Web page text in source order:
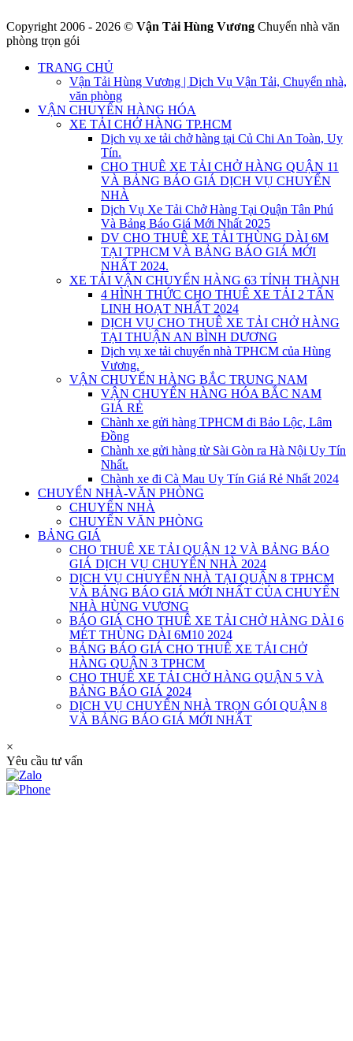
Copyright 2006 - 2026 © Vận Tải Hùng Vương Chuyển nhà văn
phòng trọn gói
TRANG CHỦ
Vận Tải Hùng Vương | Dịch Vụ Vận Tải, Chuyển nhà,
văn phòng
VẬN CHUYỂN HÀNG HÓA
XE TẢI CHỞ HÀNG TP.HCM
Dịch vụ xe tải chở hàng tại Củ Chi An Toàn, Uy
Tín.
CHO THUÊ XE TẢI CHỞ HÀNG QUẬN 11
VÀ BẢNG BÁO GIÁ DỊCH VỤ CHUYỂN
NHÀ
Dịch Vụ Xe Tải Chở Hàng Tại Quận Tân Phú
Và Bảng Báo Giá Mới Nhất 2025
DV CHO THUÊ XE TẢI THÙNG DÀI 6M
TẠI TPHCM VÀ BẢNG BÁO GIÁ MỚI
NHẤT 2024.
XE TẢI VẬN CHUYỂN HÀNG 63 TỈNH THÀNH
4 HÌNH THỨC CHO THUÊ XE TẢI 2 TẤN
LINH HOẠT NHẤT 2024
DỊCH VỤ CHO THUÊ XE TẢI CHỞ HÀNG
TẠI THUẬN AN BÌNH DƯƠNG
Dịch vụ xe tải chuyển nhà TPHCM của Hùng
Vương.
VẬN CHUYỂN HÀNG BẮC TRUNG NAM
VẬN CHUYỂN HÀNG HÓA BẮC NAM
GIÁ RẺ
Chành xe gửi hàng TPHCM đi Bảo Lộc, Lâm
Đồng
Chành xe gửi hàng từ Sài Gòn ra Hà Nội Uy Tín
Nhất.
Chành xe đi Cà Mau Uy Tín Giá Rẻ Nhất 2024
CHUYỂN NHÀ-VĂN PHÒNG
CHUYỂN NHÀ
CHUYỂN VĂN PHÒNG
BẢNG GIÁ
CHO THUÊ XE TẢI QUẬN 12 VÀ BẢNG BÁO
GIÁ DỊCH VỤ CHUYỂN NHÀ 2024
DỊCH VỤ CHUYỂN NHÀ TẠI QUẬN 8 TPHCM
VÀ BẢNG BÁO GIÁ MỚI NHẤT CỦA CHUYỂN
NHÀ HÙNG VƯƠNG
BÁO GIÁ CHO THUÊ XE TẢI CHỞ HÀNG DÀI 6
MÉT THÙNG DÀI 6M10 2024
BẢNG BÁO GIÁ CHO THUÊ XE TẢI CHỞ
HÀNG QUẬN 3 TPHCM
CHO THUÊ XE TẢI CHỞ HÀNG QUẬN 5 VÀ
BẢNG BÁO GIÁ 2024
DỊCH VỤ CHUYỂN NHÀ TRỌN GÓI QUẬN 8
VÀ BẢNG BÁO GIÁ MỚI NHẤT
×
Yêu cầu tư vấn